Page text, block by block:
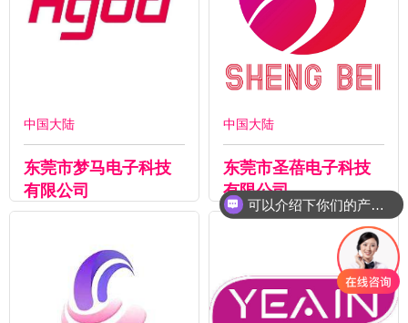
中国大陆
东莞市梦马电子科技
有限公司
中国大陆
东莞市圣蓓电子科技
有限公司
可以介绍下你们的产品么